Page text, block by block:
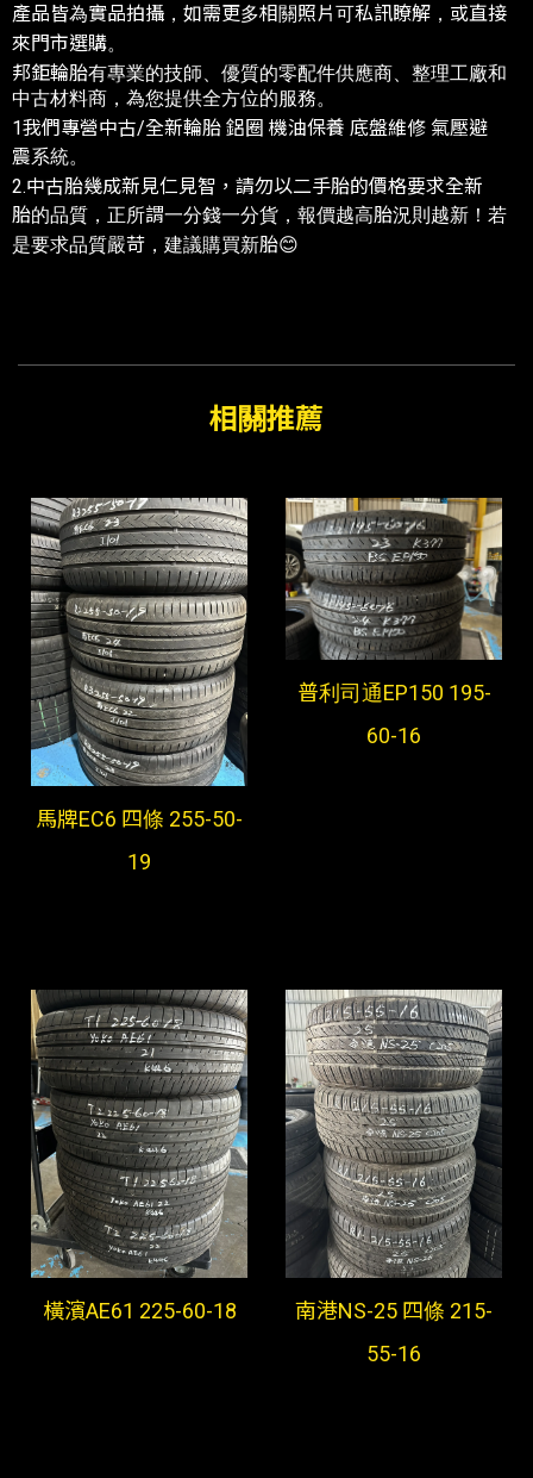
產品皆為實品拍攝，如需更多相關照片可私訊瞭解，或直接
來門市選購。
邦鉅輪胎有專業的技師、優質的零配件供應商、整理工廠和
中古材料商，為您提供全方位的服務。
1我們專營中古/全新輪胎 鋁圈 機油保養 底盤維修 氣壓避
震系統。
2.中古胎幾成新見仁見智，請勿以二手胎的價格要求全新
胎的品質，正所謂一分錢一分貨，報價越高胎況則越新！若
是要求品質嚴苛，建議購買新胎😊
馬牌EC6 四條 255-50-
19
普利司通EP150 195-
60-16
橫濱AE61 225-60-18
南港NS-25 四條 215-
55-16